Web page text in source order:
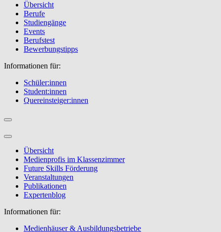
Übersicht
Berufe
Studiengänge
Events
Berufstest
Bewerbungstipps
Informationen für:
Schüler:innen
Student:innen
Quereinsteiger:innen
Übersicht
Medienprofis im Klassenzimmer
Future Skills Förderung
Veranstaltungen
Publikationen
Expertenblog
Informationen für:
Medienhäuser & Ausbildungsbetriebe